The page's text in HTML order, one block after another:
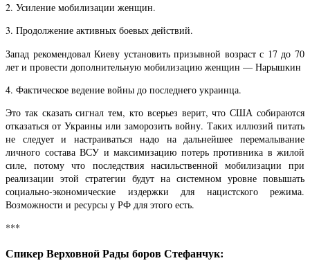
2. Усиление мобилизации женщин.
3. Продолжение активных боевых действий.
Запад рекомендовал Киеву установить призывной возраст с 17 до 70
лет и провести дополнительную мобилизацию женщин — Нарышкин
4. Фактическое ведение войны до последнего украинца.
Это так сказать сигнал тем, кто всерьез верит, что США собираются
отказаться от Украины или заморозить войну. Таких иллюзий питать
не следует и настраиваться надо на дальнейшее перемалывание
личного состава ВСУ и максимизацию потерь противника в жилой
силе, потому что последствия насильственной мобилизации при
реализации этой стратегии будут на системном уровне повышать
социально-экономические издержки для нацистского режима.
Возможности и ресурсы у РФ для этого есть.
***
Спикер Верховной Рады боров Стефанчук: